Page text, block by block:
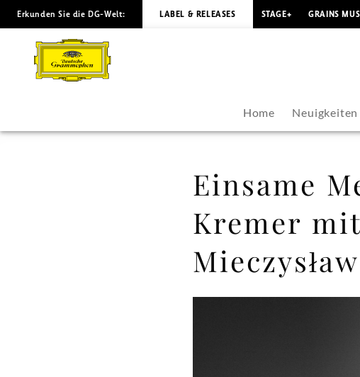
Einsame
Meditationen
Gidon
Erkunden Sie die DG-Welt: LABEL & RELEASES STAGE+ GRAINS
Home Neuigkeiten
Einsame
Kremer